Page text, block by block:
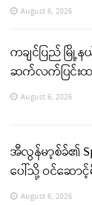
August 6, 2026
ကချင်ပြည် မြို့န
ဆက်လက်ပြင်း
August 6, 2026
အီလွန်မာ့စ်ခ်၏
ပေါ်သို့ ဝင်ဆေ
August 6, 2026